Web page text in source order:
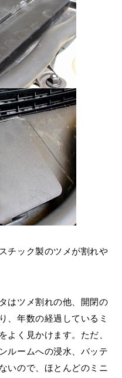
チック製のツメが割れや
はツメ割れの他、開閉の
、年数の経過しているミ
よく見かけます。ただ、
ルームへの浸水、バッテ
いので、ほとんどのミニ